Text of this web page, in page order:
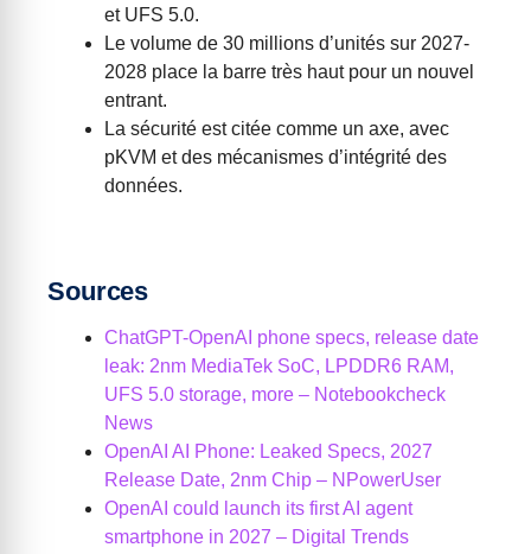
et UFS 5.0.
Le volume de 30 millions d’unités sur 2027-
2028 place la barre très haut pour un nouvel
entrant.
La sécurité est citée comme un axe, avec
pKVM et des mécanismes d’intégrité des
données.
Sources
ChatGPT-OpenAI phone specs, release date
leak: 2nm MediaTek SoC, LPDDR6 RAM,
UFS 5.0 storage, more – Notebookcheck
News
OpenAI AI Phone: Leaked Specs, 2027
Release Date, 2nm Chip – NPowerUser
OpenAI could launch its first AI agent
smartphone in 2027 – Digital Trends